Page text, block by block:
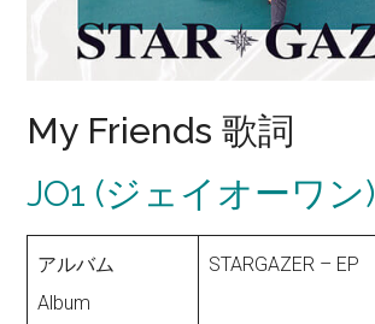
My Friends 歌詞
JO1 (ジェイオーワン)
アルバム
Album
STARGAZER – EP